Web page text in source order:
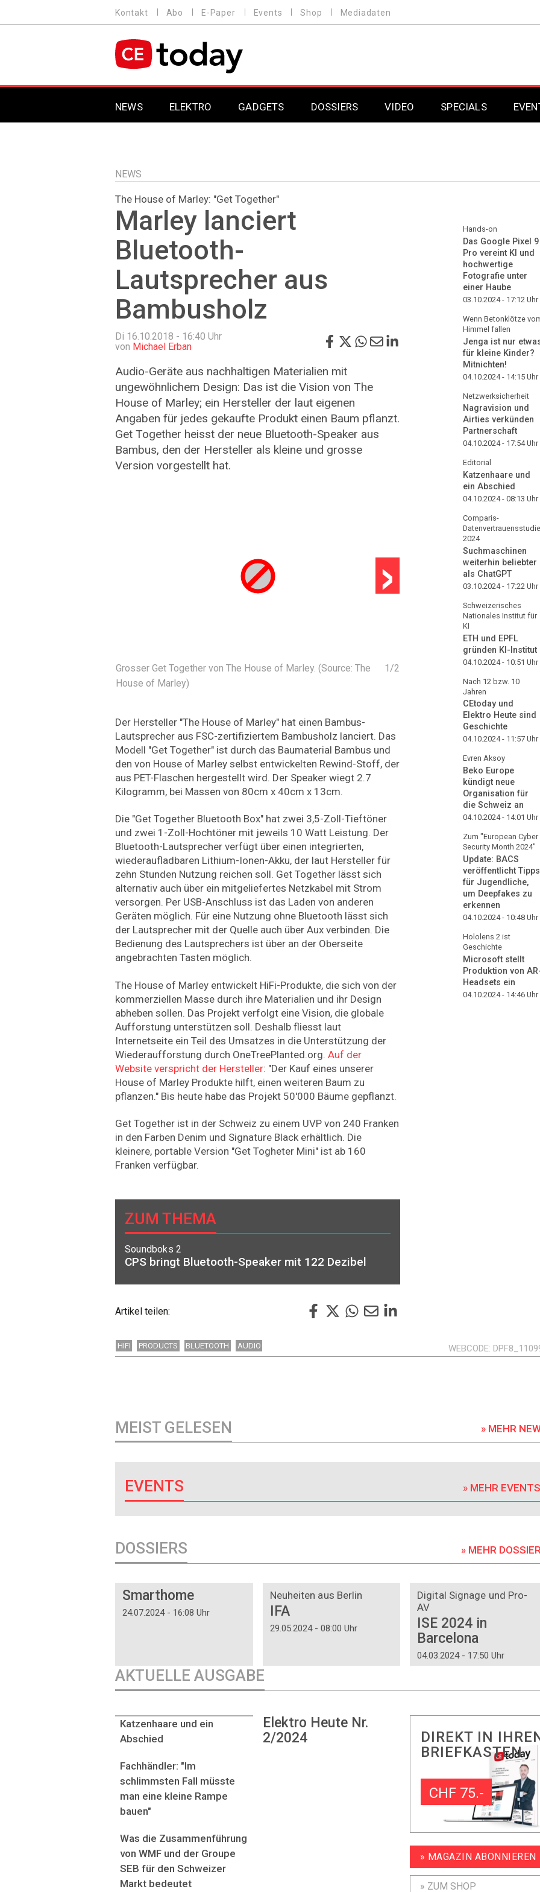
zum
MENU
Kontakt Abo E-Paper Events Shop Mediadaten
MAIN NAVIGATION
NEWS ELEKTRO GADGETS DOSSIERS VIDEO SPECIALS
Professional AV
Professional AV
NEWS
The House of Marley: "Get Together"
Marley lanciert
Bluetooth-
Lautsprecher aus
Bambusholz
Di 16.10.2018 - 16:40 Uhr
von Michael Erban
Audio-Geräte aus nachhaltigen Materialien mit
ungewöhnlichem Design: Das ist die Vision von The
House of Marley; ein Hersteller der laut eigenen
Angaben für jedes gekaufte Produkt einen Baum pflanzt.
Get Together heisst der neue Bluetooth-Speaker aus
Bambus, den der Hersteller als kleine und grosse
Version vorgestellt hat.
›
1/2
Grosser Get Together von The House of Marley. (Source: The
House of Marley)
Der Hersteller "The House of Marley" hat einen Bambus-
Lautsprecher aus FSC-zertifiziertem Bambusholz lanciert. Das
Modell "Get Together" ist durch das Baumaterial Bambus und
den von House of Marley selbst entwickelten Rewind-Stoff, der
aus PET-Flaschen hergestellt wird. Der Speaker wiegt 2.7
Kilogramm, bei Massen von 80cm x 40cm x 13cm.
Die "Get Together Bluetooth Box" hat zwei 3,5-Zoll-Tieftöner
und zwei 1-Zoll-Hochtöner mit jeweils 10 Watt Leistung. Der
Bluetooth-Lautsprecher verfügt über einen integrierten,
wiederaufladbaren Lithium-Ionen-Akku, der laut Hersteller für
zehn Stunden Nutzung reichen soll. Get Together lässt sich
alternativ auch über ein mitgeliefertes Netzkabel mit Strom
versorgen. Per USB-Anschluss ist das Laden von anderen
Geräten möglich. Für eine Nutzung ohne Bluetooth lässt sich
der Lautsprecher mit der Quelle auch über Aux verbinden. Die
Bedienung des Lautsprechers ist über an der Oberseite
angebrachten Tasten möglich.
The House of Marley entwickelt HiFi-Produkte, die sich von der
kommerziellen Masse durch ihre Materialien und ihr Design
abheben sollen. Das Projekt verfolgt eine Vision, die globale
Aufforstung unterstützen soll. Deshalb fliesst laut
Internetseite ein Teil des Umsatzes in die Unterstützung der
Wiederaufforstung durch OneTreePlanted.org. Auf der
Website verspricht der Hersteller: "Der Kauf eines unserer
House of Marley Produkte hilft, einen weiteren Baum zu
pflanzen." Bis heute habe das Projekt 50'000 Bäume gepflanzt.
Get Together ist in der Schweiz zu einem UVP von 240 Franken
in den Farben Denim und Signature Black erhältlich. Die
kleinere, portable Version "Get Togheter Mini" ist ab 160
Franken verfügbar.
ZUM THEMA
Soundboks 2
CPS bringt Bluetooth-Speaker mit 122 Dezibel
Artikel teilen:
Hands-on
Das Google Pixel 9
Pro vereint KI und
hochwertige
Fotografie unter
einer Haube
03.10.2024 - 17:12 Uhr
Wenn Betonklötze
Himmel fallen
Jenga ist nur
für kleine Kinder?
Mitnichten!
04.10.2024 - 14:15 Uhr
Netzwerksicherheit
Nagravision und
Airties verkünden
Partnerschaft
04.10.2024 - 17:54Uhr
Editorial
Katzenhaare und
ein Abschied
04.10.2024 - 08:13 Uhr
Comparis-
Datenvertrauensstudie
2024
Suchmaschinen
weiterhin beliebter
als ChatGPT
03.10.2024 - 17:22 Uhr
Schweizerisches
Nationales Institut für
KI
ETH und EPFL
gründen KI-Institut
04.10.2024 - 10:51 Uhr
Nach 12 bzw. 10
Jahren
CEtoday und
Elektro Heute sind
Geschichte
04.10.2024 - 11:57 Uhr
Evren Aksoy
Beko Europe
kündigt neue
Organisation für
die Schweiz an
04.10.2024 - 14:01 Uhr
Zum "European Cyber
Security Month 2024"
Update: BACS
veröffentlicht Tipps
für Jugendliche,
um Deepfakes zu
erkennen
04.10.2024 - 10:48 Uhr
Hololens 2 ist
Geschichte
Microsoft stellt
Produktion von
Headsets ein
04.10.2024 - 14:46 Uhr
HIFI PRODUCTS BLUETOOTH AUDIO WEBCODE
MEIST GELESEN » MEHR
EVENTS » MEHR
DOSSIERS » MEHR
Smarthome
24.07.2024 - 16:08 Uhr
Neuheiten aus Berlin
IFA
29.05.2024 - 08:00 Uhr
Digital Signage und Pro-
AV
ISE 2024 in
Barcelona
04.03.2024 - 17:50 Uhr
AKTUELLE AUSGABE
Elektro Heute Nr.
2/2024
Katzenhaare und ein
Abschied
Fachhändler: "Im
schlimmsten Fall müsste
man eine kleine Rampe
bauen"
Was die Zusammenführung
von WMF und der Groupe
SEB für den Schweizer
Markt bedeutet
DIREKT IN
BRIEFKASTEN
CHF 75.-
» MAGAZIN ABONNIEREN
» ZUM SHOP